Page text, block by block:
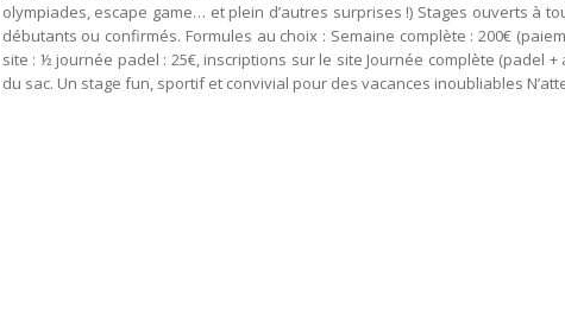
olympiades, escape game… et plein d’autres surprises !) Stages ouverts à
débutants ou confirmés. Formules au choix : Semaine complète : 200€
site : ½ journée padel : 25€, inscriptions sur le site Journée complète (padel
du sac. Un stage fun, sportif et convivial pour des vacances inoubliables